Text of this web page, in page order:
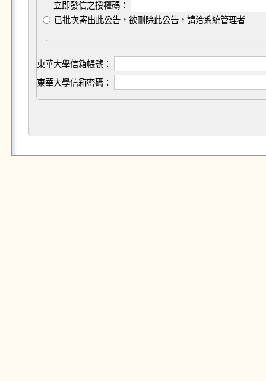
立即發信之授權碼：
已批次寄出此公告，欲刪除此公告，請洽系統管理者
東華大學信箱帳號：
東華大學信箱密碼：